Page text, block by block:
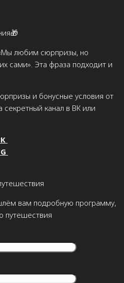
любим сюрпризы, но
сами». Эта фраза подходит и
и бонусные условия от
канал в ВК или
вам подробную программу,
путешествия